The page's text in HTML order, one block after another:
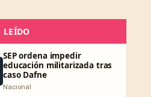
SEP ordena impedir
educación militarizada tras
caso Dafne
Nacional